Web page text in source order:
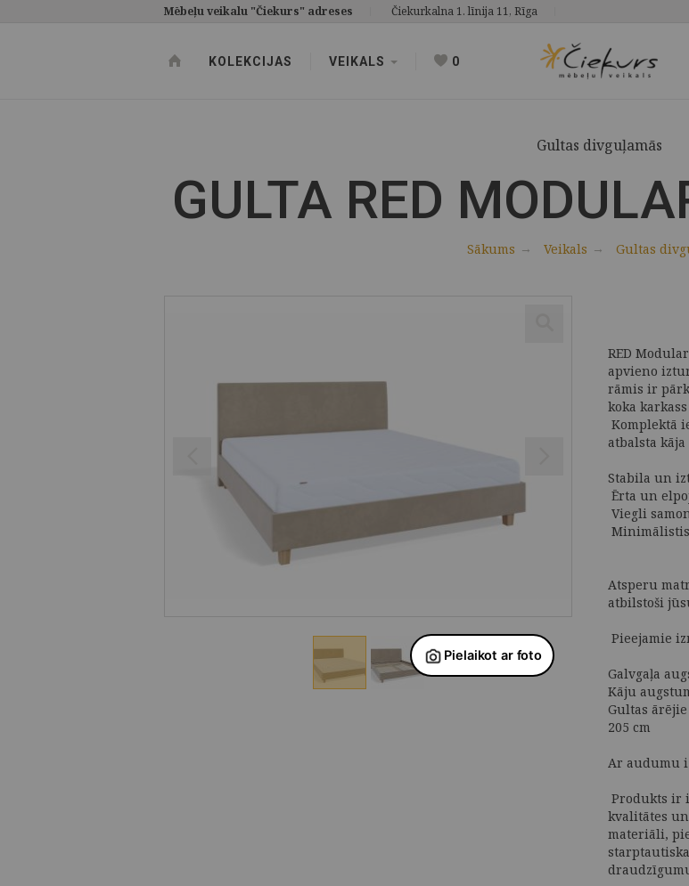
Mēbeļu veikalu "Čiekurs" adreses Čiekurkalna 1. līnija 11, Rīga
KOLEKCIJAS VEIKALS 0
Gultas divguļamās
GULTA RED
Sākums Veikals Gultas
RED
apvieno
rāmis ir
koka
Komplektā
atbalsta
Stabila un
Ērta un
Viegli
Atsperu
atbilstoši
Pieejamie
Galvgaļa
Kāju
Gultas
205 cm
Ar audumu
Produkts ir
kvalitātes
materiāli,